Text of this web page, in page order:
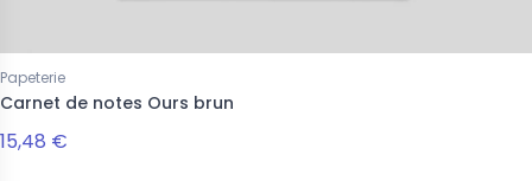
Papeterie
Carnet de notes Ours brun
15,48 €